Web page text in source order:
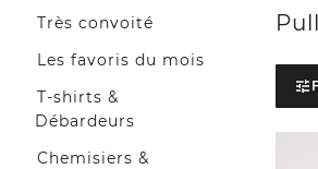
Très convoité
Les favoris du mois
T-shirts &
Débardeurs
Chemisiers &